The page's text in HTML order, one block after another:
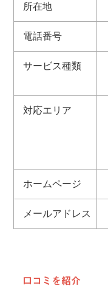
所在地
電話番号
サービス種類
対応エリア
ホームページ
メールアドレス
口コミを紹介